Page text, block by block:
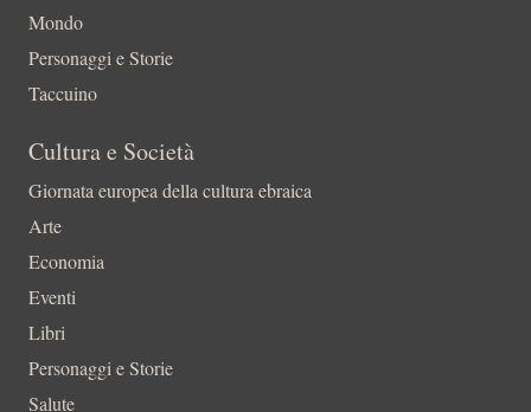
Mondo
Personaggi e Storie
Taccuino
Cultura e Società
Giornata europea della cultura ebraica
Arte
Economia
Eventi
Libri
Personaggi e Storie
Salute